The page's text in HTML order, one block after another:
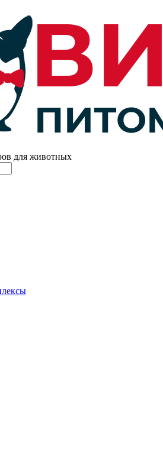
для животных